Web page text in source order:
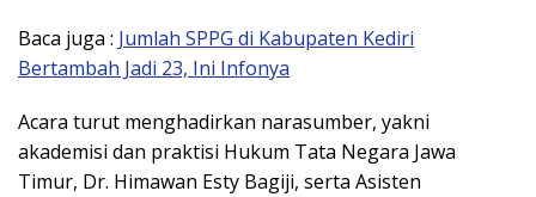
Baca juga : Jumlah SPPG di Kabupaten Kediri
Bertambah Jadi 23, Ini Infonya
Acara turut menghadirkan narasumber, yakni
akademisi dan praktisi Hukum Tata Negara Jawa
Timur, Dr. Himawan Esty Bagiji, serta Asisten